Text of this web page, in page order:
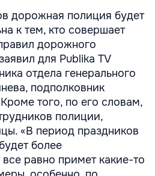
дорожная полиция будет
к тем, кто совершает
дорожного
для Publika TV
отдела генерального
подполковник
того, по его словам,
полиции,
«В период праздников
более
равно примет какие-то